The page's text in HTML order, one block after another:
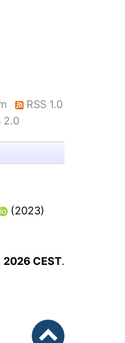
RSS 1.0
2.0
(2023)
CEST.